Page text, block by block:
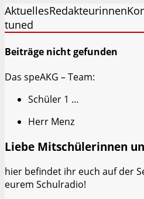
AktuellesRedakteurinnen
tuned
Beiträge nicht gefunden
Das speAKG – Team:
Schüler 1 …
Herr Menz
Liebe Mitschülerinnen
hier befindet ihr euch auf der
eurem Schulradio!